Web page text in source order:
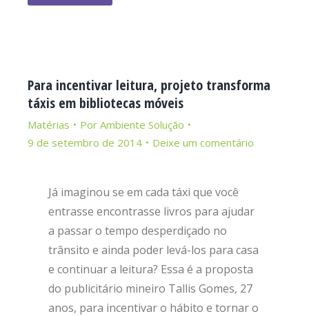
Para incentivar leitura, projeto transforma
táxis em bibliotecas móveis
Matérias Por Ambiente Solução
9 de setembro de 2014
Deixe um comentário
Já imaginou se em cada táxi que você
entrasse encontrasse livros para ajudar
a passar o tempo desperdiçado no
trânsito e ainda poder levá-los para casa
e continuar a leitura? Essa é a proposta
do publicitário mineiro Tallis Gomes, 27
anos, para incentivar o hábito e tornar o